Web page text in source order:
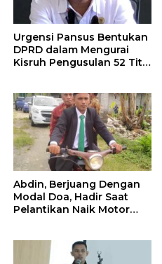
Urgensi Pansus Bentukan
DPRD dalam Mengurai
Kisruh Pengusulan 52 Titik
Abdin, Berjuang Dengan
Modal Doa, Hadir Saat
Pelantikan Naik Motor